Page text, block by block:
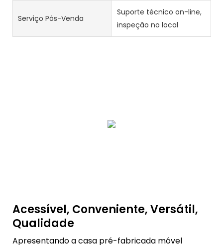
Serviço Pós-Venda
Suporte técnico on-line,
inspeção no local
Acessível, Conveniente, Versátil,
Qualidade
Apresentando a casa pré-fabricada móvel